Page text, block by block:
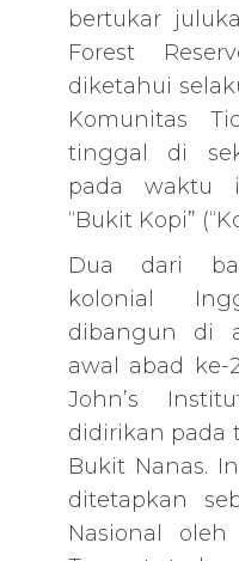
bertukar
Forest
diketahui
Komunitas
tinggal di
pada waktu
“Bukit Kopi”
Dua dari
kolonial
dibangun di
awal abad ke-
John’s
didirikan pada
Bukit Nanas.
ditetapkan
Nasional oleh